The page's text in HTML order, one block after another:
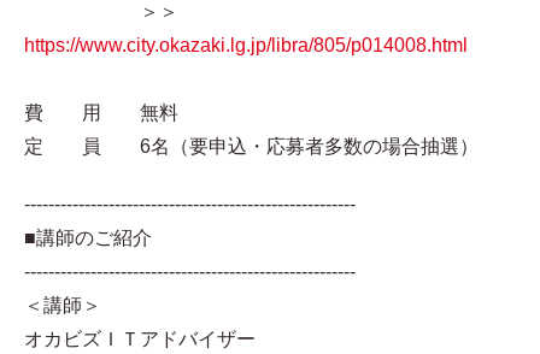
＞＞
https://www.city.okazaki.lg.jp/libra/805/p014008.html
費 用 無料
定 員 6名（要申込・応募者多数の場合抽選）
-------------------------------------------------------
■講師のご紹介
-------------------------------------------------------
＜講師＞
オカビズＩＴアドバイザー